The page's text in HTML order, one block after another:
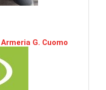
Armeria G. Cuomo